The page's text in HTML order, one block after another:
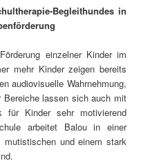
Begleithundes in
einzelner Kinder im
mehr Kinder zeigen bereits
audiovisuelle Wahrnehmung,
lassen sich auch mit
für Kinder sehr motivierend
arbeitet Balou in einer
mutistischen und einem stark